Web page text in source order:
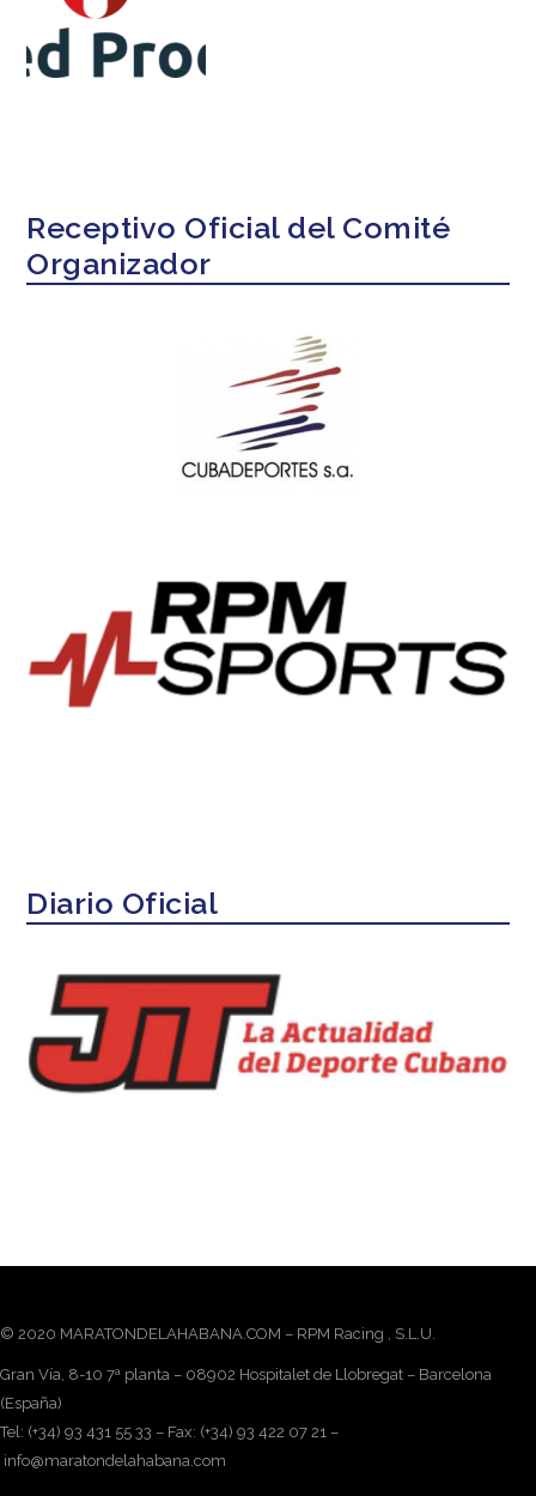
Receptivo Oficial del Comité
Organizador
Diario Oficial
© 2020 MARATONDELAHABANA.COM – RPM Racing , S.L.U.
Gran Vía, 8-10 7ª planta – 08902 Hospitalet de Llobregat – Barcelona
(España)
Tel: (+34) 93 431 55 33 – Fax: (+34) 93 422 07 21 –
info@maratondelahabana.com